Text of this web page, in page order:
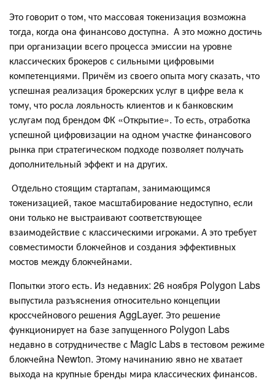
Это говорит о том, что массовая токенизация возможна
тогда, когда она финансово доступна. А это можно достичь
при организации всего процесса эмиссии на уровне
классических брокеров с сильными цифровыми
компетенциями. Причём из своего опыта могу сказать, что
успешная реализация брокерских услуг в цифре вела к
тому, что росла лояльность клиентов и к банковским
услугам под брендом ФК «Открытие». То есть, отработка
успешной цифровизации на одном участке финансового
рынка при стратегическом подходе позволяет получать
дополнительный эффект и на других.
Отдельно стоящим стартапам, занимающимся
токенизацией, такое масштабирование недоступно, если
они только не выстраивают соответствующее
взаимодействие с классическими игроками. А это требует
совместимости блокчейнов и создания эффективных
мостов между блокчейнами.
Попытки этого есть. Из недавних: 26 ноября Polygon Labs
выпустила разъяснения относительно концепции
кроссчейнового решения AggLayer. Это решение
функционирует на базе запущенного Polygon Labs
недавно в сотрудничестве с Magic Labs в тестовом режиме
блокчейна Newton. Этому начинанию явно не хватает
выхода на крупные бренды мира классических финансов.